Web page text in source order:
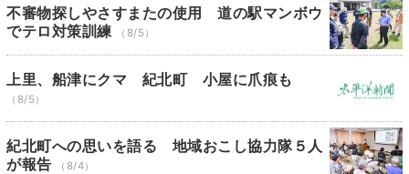
不審物探しやさすまたの使用 道の駅マンボウ
でテロ対策訓練
（8/5）
上里、船津にクマ 紀北町 小屋に爪痕も
（8/5）
紀北町への思いを語る 地域おこし協力隊５人
が報告
（8/4）